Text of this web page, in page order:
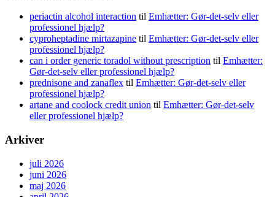
periactin alcohol interaction til Emhætter: Gør-det-selv eller
professionel hjælp?
cyproheptadine mirtazapine til Emhætter: Gør-det-selv eller
professionel hjælp?
can i order generic toradol without prescription til Emhætter:
Gør-det-selv eller professionel hjælp?
prednisone and zanaflex til Emhætter: Gør-det-selv eller
professionel hjælp?
artane and coolock credit union til Emhætter: Gør-det-selv
eller professionel hjælp?
Arkiver
juli 2026
juni 2026
maj 2026